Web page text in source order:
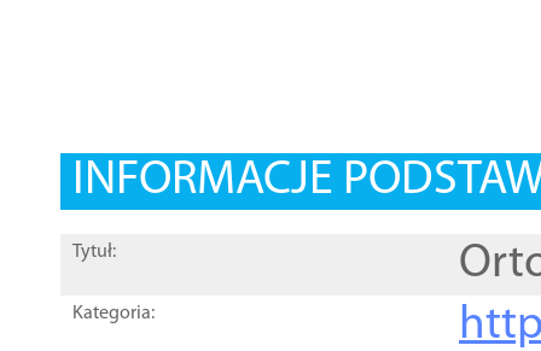
INFORMACJE
Tytuł:
Kategoria: